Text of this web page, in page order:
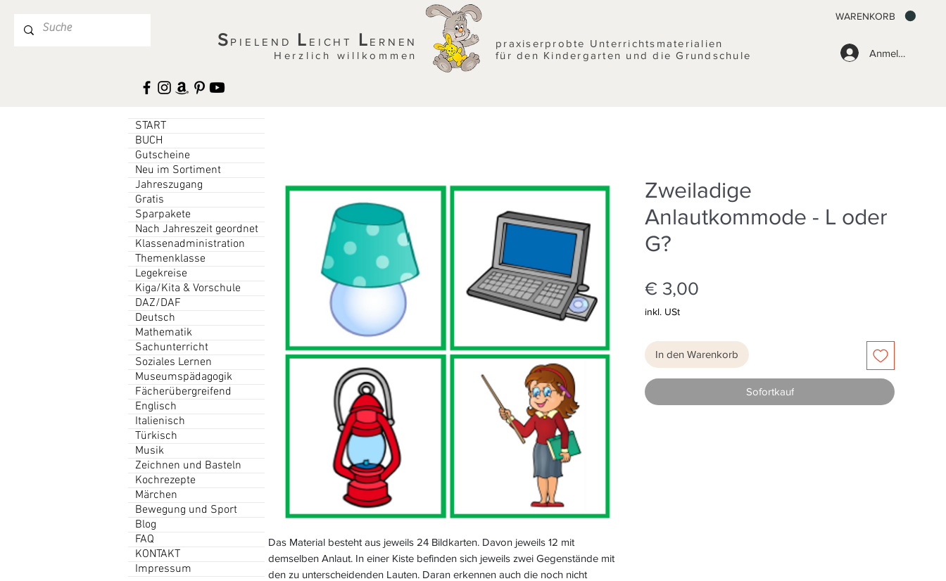
Anmelden
WARENKORB
S PIELEND L EICHT L ERNEN
Herzlich willkommen
praxiserprobte Unterrichtsmaterialien
für den Kindergarten und die Grundschule
Das Material besteht aus jeweils 24 Bildkarten. Davon jeweils 12 mit
demselben Anlaut. In einer Kiste befinden sich jeweils zwei Gegenstände mit
den zu unterscheidenden Lauten. Daran erkennen auch die noch nicht
Zweiladige
Anlautkommode - L oder
G?
€ 3,00
inkl. USt
In den Warenkorb
Sofortkauf
START
BUCH
Gutscheine
Neu im Sortiment
Jahreszugang
Gratis
Sparpakete
Nach Jahreszeit geordnet
Klassenadministration
Themenklasse
Legekreise
Kiga/Kita & Vorschule
DAZ/DAF
Deutsch
Mathematik
Sachunterricht
Soziales Lernen
Museumspädagogik
Fächerübergreifend
Englisch
Italienisch
Türkisch
Musik
Zeichnen und Basteln
Kochrezepte
Märchen
Bewegung und Sport
Blog
FAQ
KONTAKT
Impressum